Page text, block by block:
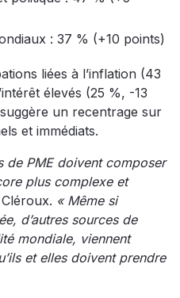
: 37 % (+10 points)
liées à l’inflation (43
élevés (25 %, -13
un recentrage sur
et immédiats.
de PME doivent composer
plus complexe et
« Même si
d’autres sources de
mondiale, viennent
et elles doivent prendre